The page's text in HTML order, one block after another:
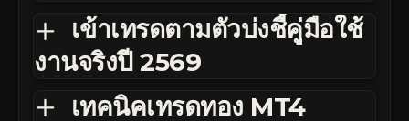
เข้าเทรดตามตัวบ่งชี้คู่มือใช้
งานจริงปี 2569
เทคนิคเทรดทอง MT4